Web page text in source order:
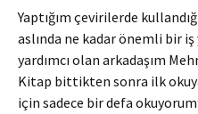
Yaptığım çevirilerde
aslında ne kadar önemli bir iş
yardımcı olan arkadaşım
Kitap bittikten sonra ilk
için sadece bir defa